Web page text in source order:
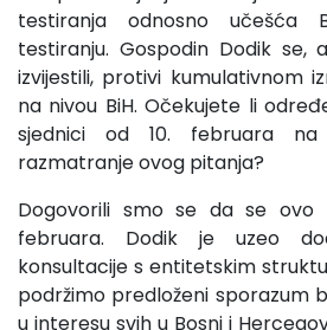
testiranja odnosno učešća
testiranju. Gospodin Dodik se,
izvijestili, protivi kumulativnom
na nivou BiH. Očekujete li
sjednici od 10. februara
razmatranje ovog pitanja?
Dogovorili smo se da se ovo
februara. Dodik je uzeo
konsultacije s entitetskim
podržimo predloženi sporazum
u interesu svih u Bosni i